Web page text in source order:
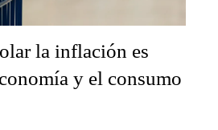
la inflación es
y el consumo